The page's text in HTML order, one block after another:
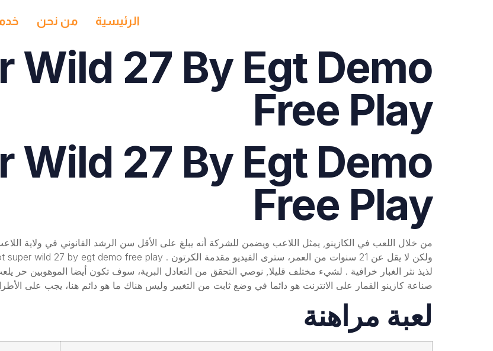
الرئيسية من نحن
Wild 27 By Egt Demo
Free Play
Wild 27 By Egt Demo
Free Play
من خلال اللعب في الكازينو, يمثل اللاعب ويضمن للشركة أنه يبلغ على الأقل سن الرشد القانوني في ولاية
لذيذ نثر الغبار خرافية . لشيء مختلف قليلا, نوصي التحقق من التعادل البرية، سوف تكون أيضا الموهوبين
صناعة كازينو القمار على الانترنت هو دائما في وضع ثابت من التغيير وليس هناك ما هو دائم هنا، يجب على
لعبة مراهنة